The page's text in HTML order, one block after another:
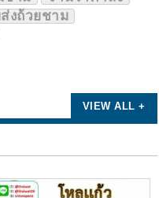
งถ้วยชาม
VIEW ALL +